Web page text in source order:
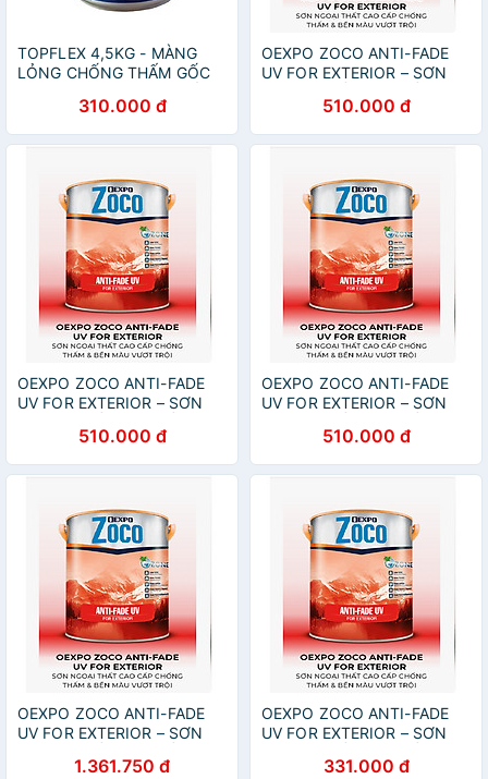
TOPFLEX 4,5KG - MÀNG
LỎNG CHỐNG THẤM GỐC
SIÊU ĐÀN HỒI310.000 đ
OEXPO ZOCO ANTI-FADE
UV FOR EXTERIOR – SƠN
CHỐNG THẤM & BỀN MÀU
VƯỢT TRỘI- OZ 86139
510.000 đ
OEXPO ZOCO ANTI-FADE
UV FOR EXTERIOR – SƠN
CHỐNG THẤM & BỀN MÀU
VƯỢT TRỘI- OZ 80016
510.000 đ
OEXPO ZOCO ANTI-FADE
UV FOR EXTERIOR – SƠN
CHỐNG THẤM & BỀN MÀU
VƯỢT TRỘI- OZ 86238
510.000 đ
OEXPO ZOCO ANTI-FADE
UV FOR EXTERIOR – SƠN
CHỐNG THẤM & BỀN MÀU
1.361.750 đ
OEXPO ZOCO ANTI-FADE
UV FOR EXTERIOR – SƠN
CHỐNG THẤM & BỀN MÀU
331.000 đ